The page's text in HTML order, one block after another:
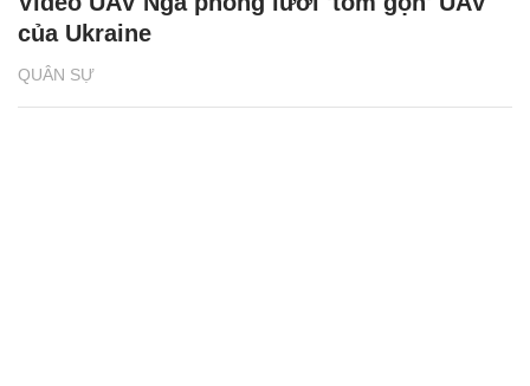
QUÂN SỰ
của Ukraine